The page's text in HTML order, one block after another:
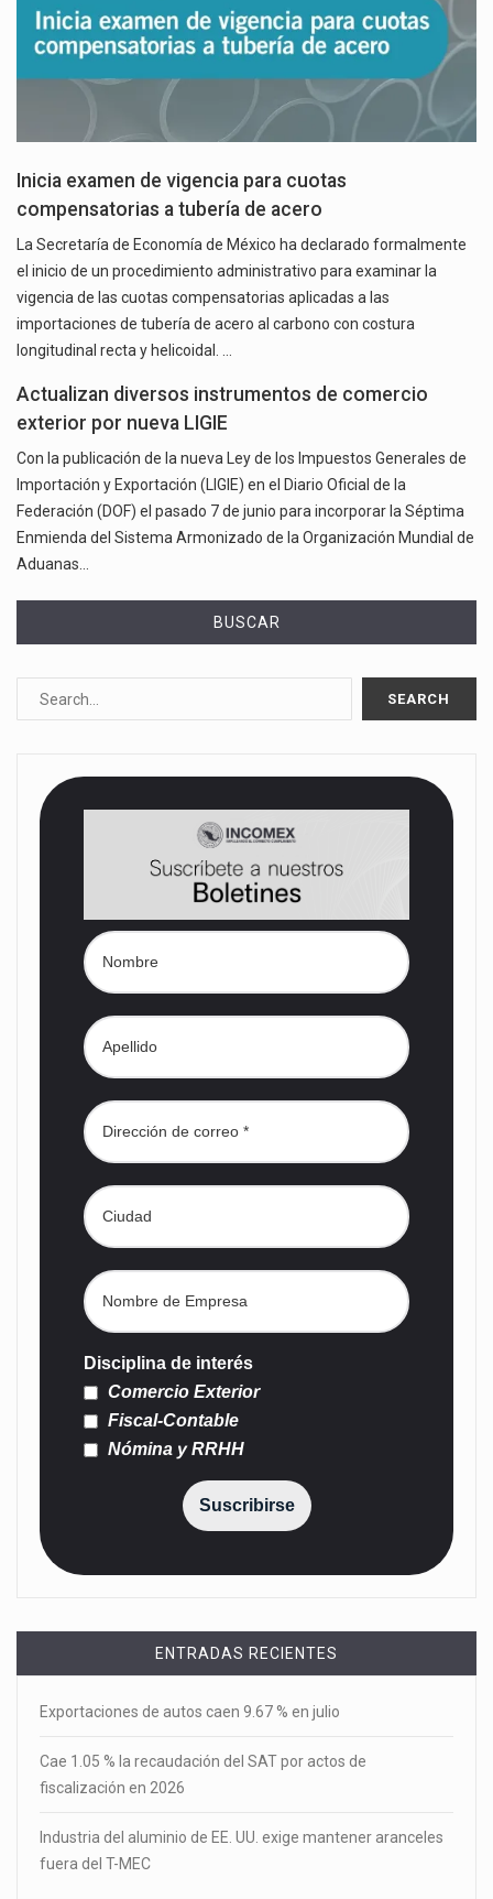
Inicia examen de vigencia para cuotas
compensatorias a tubería de acero
La Secretaría de Economía de México ha declarado formalmente
el inicio de un procedimiento administrativo para examinar la
vigencia de las cuotas compensatorias aplicadas a las
importaciones de tubería de acero al carbono con costura
longitudinal recta y helicoidal. …
Actualizan diversos instrumentos de comercio
exterior por nueva LIGIE
Con la publicación de la nueva Ley de los Impuestos Generales de
Importación y Exportación (LIGIE) en el Diario Oficial de la
Federación (DOF) el pasado 7 de junio para incorporar la Séptima
Enmienda del Sistema Armonizado de la Organización Mundial de
Aduanas…
BUSCAR
Disciplina de interés
Comercio Exterior
Fiscal-Contable
Nómina y RRHH
Suscribirse
ENTRADAS RECIENTES
Exportaciones de autos caen 9.67 % en julio
Cae 1.05 % la recaudación del SAT por actos de
fiscalización en 2026
Industria del aluminio de EE. UU. exige mantener aranceles
fuera del T-MEC